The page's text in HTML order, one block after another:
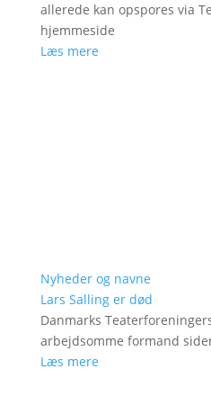
allerede kan opspores via
hjemmeside
Læs mere
Nyheder og navne
Lars Salling er død
Danmarks
arbejdsomme formand
Læs mere